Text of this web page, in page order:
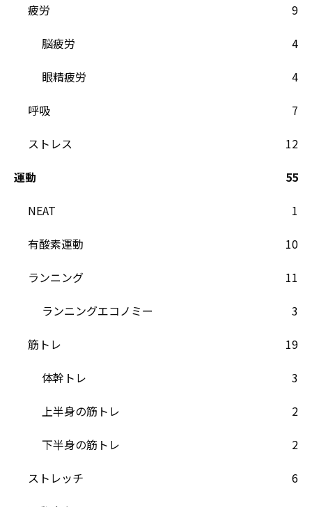
疲労
9
脳疲労
4
眼精疲労
4
呼吸
7
ストレス
12
運動
55
NEAT
1
有酸素運動
10
ランニング
11
ランニングエコノミー
3
筋トレ
19
体幹トレ
3
上半身の筋トレ
2
下半身の筋トレ
2
ストレッチ
6